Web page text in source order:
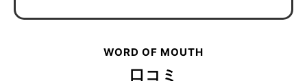
WORD OF MOUTH
口コミ